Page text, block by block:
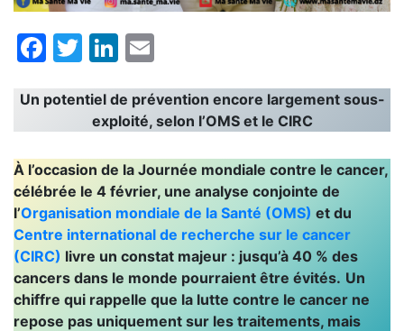
Facebook
TwitterLinkedIn
Un potentiel de prévention encore largement sous-
exploité, selon l’OMS et le CIRC
À l’occasion de la Journée mondiale contre le cancer,
célébrée le 4 février, une analyse conjointe de
l’Organisation mondiale de la Santé (OMS) et du
Centre international de recherche sur le cancer
(CIRC) livre un constat majeur : jusqu’à 40 % des
cancers dans le monde pourraient être évités. Un
chiffre qui rappelle que la lutte contre le cancer ne
repose pas uniquement sur les traitements, mais